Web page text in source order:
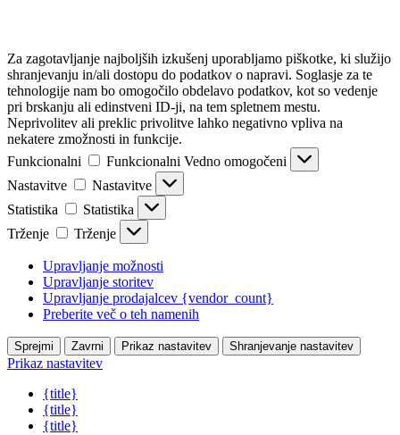
Za zagotavljanje najboljših izkušenj uporabljamo piškotke, ki služijo
shranjevanju in/ali dostopu do podatkov o napravi. Soglasje za te
tehnologije nam bo omogočilo obdelavo podatkov, kot so vedenje
pri brskanju ali edinstveni ID-ji, na tem spletnem mestu.
Neprivolitev ali preklic privolitve lahko negativno vpliva na
nekatere zmožnosti in funkcije.
Funkcionalni
Funkcionalni Vedno omogočeni
Nastavitve
Nastavitve
Statistika
Statistika
Trženje
Trženje
Upravljanje možnosti
Upravljanje storitev
Upravljanje prodajalcev {vendor_count}
Preberite več o teh namenih
Sprejmi Zavrni Prikaz nastavitev Shranjevanje nastavitev
Prikaz nastavitev
{title}
{title}
{title}